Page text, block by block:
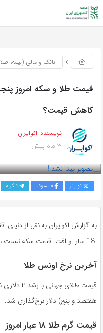
بانک و مالی (بیمه،
کاهش قیمت؟
نویسنده: اکوایران
3 ماه پیش
توییتر فیسبوک تلگرام
به گزارش اکوایران به نقل از دنیای
آخرین نرخ اونس طلا
هفتصد و پنج) دلار نرخ‌گذاری شد.
قیمت گرم طلا ۱۸ عیار امروز